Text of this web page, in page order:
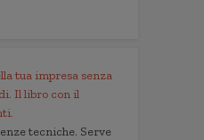
tua impresa senza
Il libro con il
tecniche. Serve